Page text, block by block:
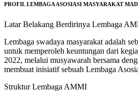
PROFIL LEMBAGA ASOSIASI MASYARAKAT
Latar Belakang Berdirinya Lembaga
Lembaga swadaya masyarakat adalah
untuk memperoleh keuntungan dari
2022, melalui musyawarah bersama
membuat inisiatif sebuah Lembaga
Struktur Lembaga AMMI